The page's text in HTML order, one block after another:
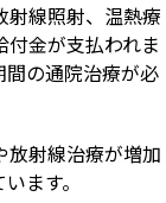
射線照射、温熱療
金が支払われま
の通院治療が必
放射線治療が増加
ます。